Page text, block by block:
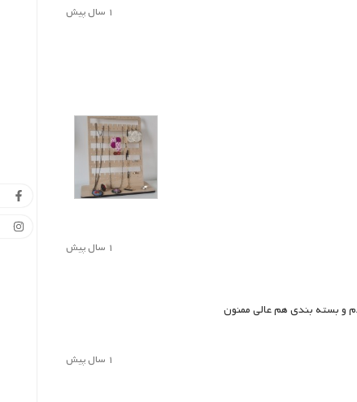
1 سال پیش
1 سال پیش
و بسته بندی هم عالی ممنون
1 سال پیش